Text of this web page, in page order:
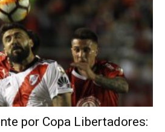
por Copa Libertadores: